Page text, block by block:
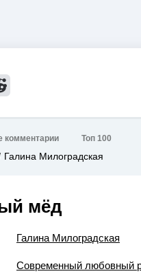
комментарии Топ 100
Галина Милоградская
мёд
Галина Милоградская
Современный любовный